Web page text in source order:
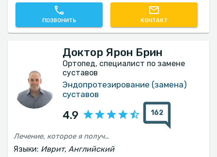
ПОЗВОНИТЬ КОНТАКТ
Доктор Ярон Брин
Ортопед, специалист по замене
суставов
Эндопротезирование (замена)
суставов
4.9 162
Лечение, которое я получил от доктора Брина (замена коленного сустава), было превосходным. Доктор Брин терпеливо и доброжелательно объяснил мне, через что мне предстоит пройти, и ответил на все мои вопросы. Операция прошла успешно, и менее чем через месяц я уже мог ходить без трости. Я очень доволен и настоятельно рекомендую доктора Брина.
Языки: Иврит, Английский